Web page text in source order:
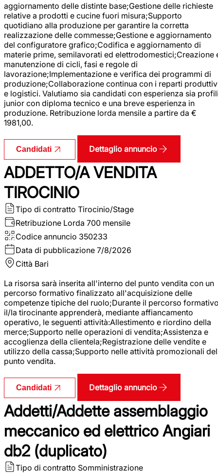
aggiornamento delle distinte base;Gestione delle richieste
relative a prodotti e cucine fuori misura;Supporto
quotidiano alla produzione per garantire la corretta
realizzazione delle commesse;Gestione e aggiornamento
del configuratore grafico;Codifica e aggiornamento di
materie prime, semilavorati ed elettrodomestici;Creazione
manutenzione di cicli, fasi e regole di
lavorazione;Implementazione e verifica dei programmi di
produzione;Collaborazione continua con i reparti
e logistici. Valutiamo sia candidati con esperienza sia
junior con diploma tecnico e una breve esperienza in
produzione. Retribuzione lorda mensile a partire da €
1981,00.
Candidati Dettaglio annuncio
ADDETTO/A VENDITA
TIROCINIO
Tipo di contratto Tirocinio/Stage
Retribuzione Lorda 700 mensile
Codice annuncio 350233
Data di pubblicazione 7/8/2026
Città Bari
La risorsa sarà inserita all'interno del punto vendita con un
percorso formativo finalizzato all'acquisizione delle
competenze tipiche del ruolo;Durante il percorso
il/la tirocinante apprenderà, mediante affiancamento
operativo, le seguenti attività:Allestimento e riordino della
merce;Supporto nelle operazioni di vendita;Assistenza e
accoglienza della clientela;Registrazione delle vendite e
utilizzo della cassa;Supporto nelle attività promozionali del
punto vendita.
Candidati Dettaglio annuncio
Addetti/Addette assemblaggio
meccanico ed elettrico Angiari
db2 (duplicato)
Tipo di contratto Somministrazione